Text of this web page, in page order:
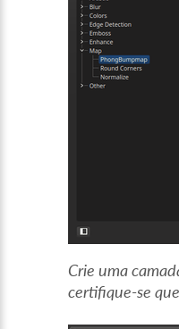
Crie uma
certifique-se